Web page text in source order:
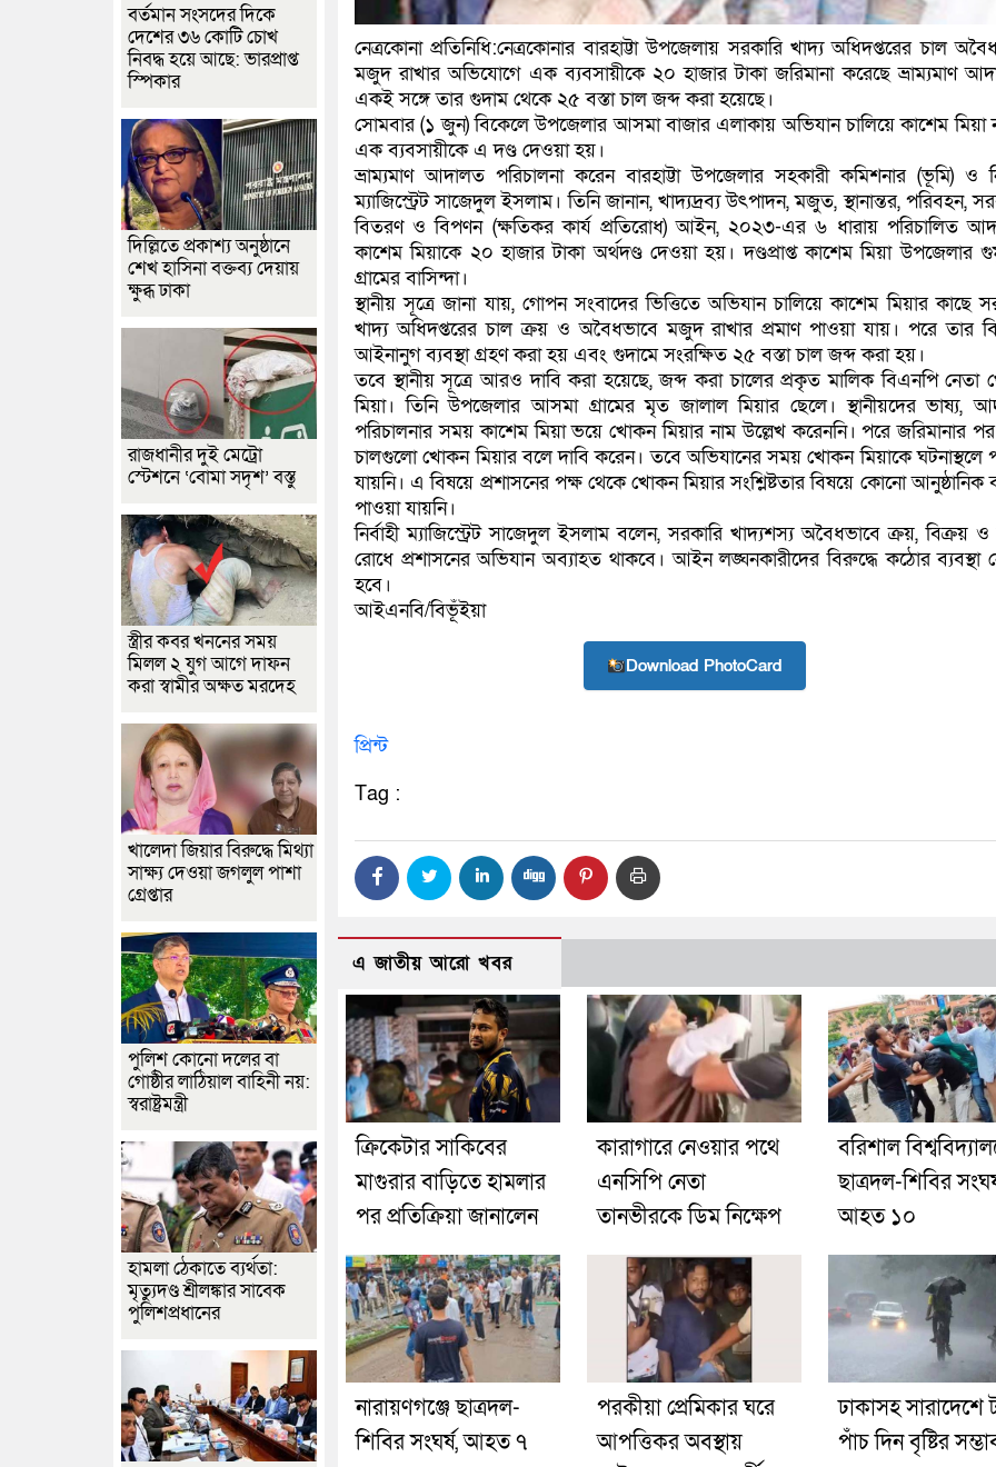
নেত্রকোনা প্রতিনিধি:নেত্রকোনার বারহাট্টা উপজেলায় সরকারি খাদ্য অধিদপ্তরের চাল
মজুদ রাখার অভিযোগে এক ব্যবসায়ীকে ২০ হাজার টাকা জরিমানা করেছে ভ্রাম্যমাণ
একই সঙ্গে তার গুদাম থেকে ২৫ বস্তা চাল জব্দ করা হয়েছে।
সোমবার (১ জুন) বিকেলে উপজেলার আসমা বাজার এলাকায় অভিযান চালিয়ে কাশেম মিয়া
এক ব্যবসায়ীকে এ দণ্ড দেওয়া হয়।
ভ্রাম্যমাণ আদালত পরিচালনা করেন বারহাট্টা উপজেলার সহকারী কমিশনার (ভূমি) ও
ম্যাজিস্ট্রেট সাজেদুল ইসলাম। তিনি জানান, খাদ্যদ্রব্য উৎপাদন, মজুত, স্থানান্তর, পরিবহন,
বিতরণ ও বিপণন (ক্ষতিকর কার্য প্রতিরোধ) আইন, ২০২৩-এর ৬ ধারায় পরিচালিত
কাশেম মিয়াকে ২০ হাজার টাকা অর্থদণ্ড দেওয়া হয়। দণ্ডপ্রাপ্ত কাশেম মিয়া উপজেলার
গ্রামের বাসিন্দা।
স্থানীয় সূত্রে জানা যায়, গোপন সংবাদের ভিত্তিতে অভিযান চালিয়ে কাশেম মিয়ার কাছে
খাদ্য অধিদপ্তরের চাল ক্রয় ও অবৈধভাবে মজুদ রাখার প্রমাণ পাওয়া যায়। পরে তার
আইনানুগ ব্যবস্থা গ্রহণ করা হয় এবং গুদামে সংরক্ষিত ২৫ বস্তা চাল জব্দ করা হয়।
তবে স্থানীয় সূত্রে আরও দাবি করা হয়েছে, জব্দ করা চালের প্রকৃত মালিক বিএনপি নেতা
মিয়া। তিনি উপজেলার আসমা গ্রামের মৃত জালাল মিয়ার ছেলে। স্থানীয়দের ভাষ্য,
পরিচালনার সময় কাশেম মিয়া ভয়ে খোকন মিয়ার নাম উল্লেখ করেননি। পরে জরিমানার
চালগুলো খোকন মিয়ার বলে দাবি করেন। তবে অভিযানের সময় খোকন মিয়াকে ঘটনাস্থলে
যায়নি। এ বিষয়ে প্রশাসনের পক্ষ থেকে খোকন মিয়ার সংশ্লিষ্টতার বিষয়ে কোনো আনুষ্ঠানিক
পাওয়া যায়নি।
নির্বাহী ম্যাজিস্ট্রেট সাজেদুল ইসলাম বলেন, সরকারি খাদ্যশস্য অবৈধভাবে ক্রয়, বিক্রয়
রোধে প্রশাসনের অভিযান অব্যাহত থাকবে। আইন লঙ্ঘনকারীদের বিরুদ্ধে কঠোর ব্যবস্থা
হবে।
আইএনবি/বিভূঁইয়া
Download PhotoCard
প্রিন্ট
Tag :
এ জাতীয় আরো খবর
ক্রিকেটার সাকিবের
মাগুরার বাড়িতে হামলার
পর প্রতিক্রিয়া জানালেন
কারাগারে নেওয়ার পথে
এনসিপি নেতা
তানভীরকে ডিম নিক্ষেপ
বরিশাল
ছাত্রদল-শিবির
আহত ১০
নারায়ণগঞ্জে ছাত্রদল-
শিবির সংঘর্ষ, আহত ৭
পরকীয়া প্রেমিকার ঘরে
আপত্তিকর অবস্থায়
ঢাকাসহ সারাদেশে
পাঁচ দিন বৃষ্টির
বর্তমান সংসদের দিকে
দেশের ৩৬ কোটি চোখ
নিবদ্ধ হয়ে আছে: ভারপ্রাপ্ত
স্পিকার
দিল্লিতে প্রকাশ্য অনুষ্ঠানে
শেখ হাসিনা বক্তব্য দেয়ায়
ক্ষুব্ধ ঢাকা
রাজধানীর দুই মেট্রো
স্টেশনে ‘বোমা সদৃশ’ বস্তু
স্ত্রীর কবর খননের সময়
মিলল ২ যুগ আগে দাফন
করা স্বামীর অক্ষত মরদেহ
খালেদা জিয়ার বিরুদ্ধে মিথ্যা
সাক্ষ্য দেওয়া জগলুল পাশা
গ্রেপ্তার
পুলিশ কোনো দলের বা
গোষ্ঠীর লাঠিয়াল বাহিনী নয়:
স্বরাষ্ট্রমন্ত্রী
হামলা ঠেকাতে ব্যর্থতা:
মৃত্যুদণ্ড শ্রীলঙ্কার সাবেক
পুলিশপ্রধানের